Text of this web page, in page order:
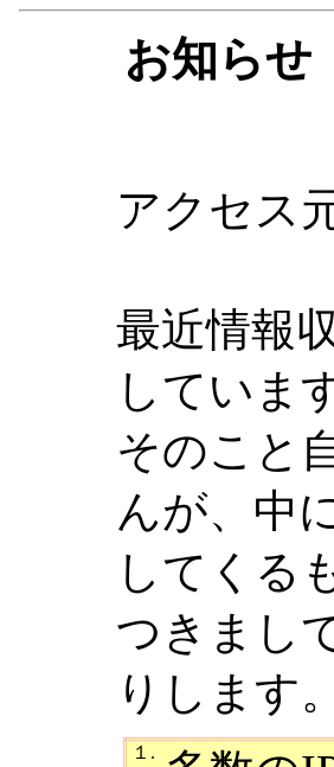
お知らせ
アクセス
最近情報
していま
そのこと
んが、中
してくる
つきまし
りします。
１.